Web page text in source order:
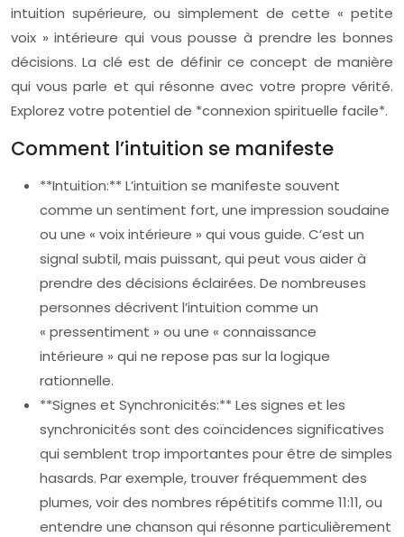
intuition supérieure, ou simplement de cette « petite
voix » intérieure qui vous pousse à prendre les bonnes
décisions. La clé est de définir ce concept de manière
qui vous parle et qui résonne avec votre propre vérité.
Explorez votre potentiel de *connexion spirituelle facile*.
Comment l’intuition se manifeste
**Intuition:** L’intuition se manifeste souvent
comme un sentiment fort, une impression soudaine
ou une « voix intérieure » qui vous guide. C’est un
signal subtil, mais puissant, qui peut vous aider à
prendre des décisions éclairées. De nombreuses
personnes décrivent l’intuition comme un
« pressentiment » ou une « connaissance
intérieure » qui ne repose pas sur la logique
rationnelle.
**Signes et Synchronicités:** Les signes et les
synchronicités sont des coïncidences significatives
qui semblent trop importantes pour être de simples
hasards. Par exemple, trouver fréquemment des
plumes, voir des nombres répétitifs comme 11:11, ou
entendre une chanson qui résonne particulièrement